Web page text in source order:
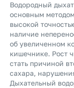
Водородный
основным
высокой
наличие
об увеличенном
кишечнике. Рост
стать причиной
сахара,
Дыхательный